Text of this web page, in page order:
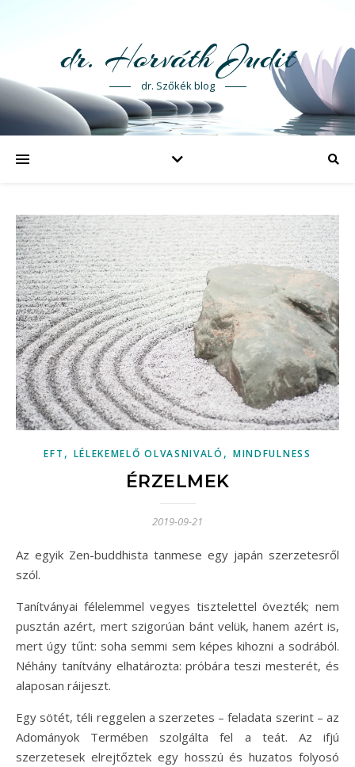
dr. Horváth Judit
dr. Szőkék blog
EFT , LÉLEKEMELŐ OLVASNIVALÓ , MINDFULNESS
ÉRZELMEK
2019-09-21
Az egyik Zen-buddhista tanmese egy japán szerzetesről
szól.
Tanítványai félelemmel vegyes tisztelettel övezték; nem
pusztán azért, mert szigorúan bánt velük, hanem azért is,
mert úgy tűnt: soha semmi sem képes kihozni a sodrából.
Néhány tanítvány elhatározta: próbára teszi mesterét, és
alaposan ráijeszt.
Egy sötét, téli reggelen a szerzetes – feladata szerint – az
Adományok Termében szolgálta fel a teát. Az ifjú
szerzetesek elrejtőztek egy hosszú és huzatos folyosó